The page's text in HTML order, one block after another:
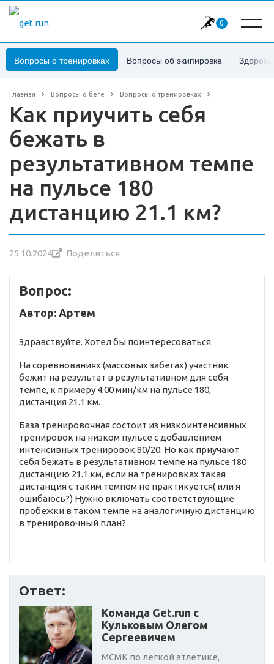
0
Вопросы о тренировках Вопросы об экипировке
Главная Вопросы о беге Вопросы о тренировках
Как приучить себя
бежать в
результативном темпе
на пульсе 180
дистанцию 21.1 км?
25.10.2024 Поделиться
Вопрос:
Автор: Артем
Здравствуйте. Хотел бы поинтересоваться.
На соревнованиях (массовых забегах) участник
бежит на результат в результативном для себя
темпе, к примеру 4:00 мин/км на пульсе 180,
дистанция 21.1 км.
База тренировочная состоит из низкоинтенсивных
тренировок на низком пульсе с добавлением
интенсивных тренировок 80/20. Но как приучают
себя бежать в результативном темпе на пульсе 180
дистанцию 21.1 км, если на тренировках такая
дистанция с таким темпом не практикуется( или я
ошибаюсь?) Нужно включать соответствующие
пробежки в таком темпе на аналогичную дистанцию
в тренировочный план?
Ответ:
Команда Get.run с
Кульковым Олегом
Сергеевичем
МСМК по легкой атлетике,